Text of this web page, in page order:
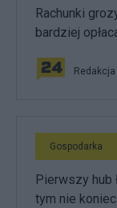
Rachunki
bardziej
Redakcja
Gospodarka
Pierwszy hub
tym nie